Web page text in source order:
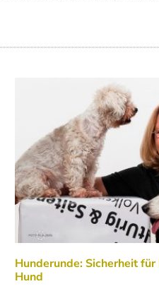
Hunderunde: Sicherheit für
Hund